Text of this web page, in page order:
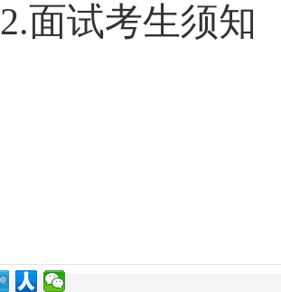
2.面试考生须知